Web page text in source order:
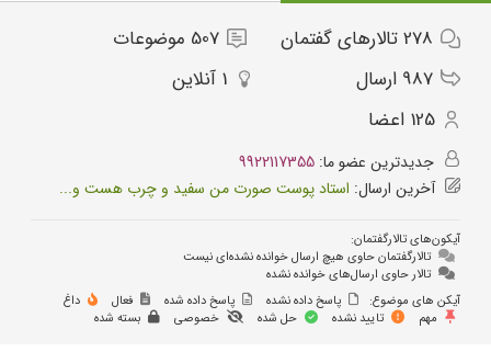
278تالارهای گفتمان 507 موضوعات
987 ارسال‌ 1 آنلاین
125 اعضا
جدیدترین عضو ما: 9922117355
آخرین ارسال: استاد پوست صورت من سفید و چرب هست و...
آیکون‌های تالارگفتمان:
تالارگفتمان حاوی هیچ ارسال خوانده نشده‌ای نیست
تالار حاوی ارسال‌های خوانده نشده
آیکن های موضوع:
پاسخ داده نشده پاسخ داده شده فعال
داغ
مهم
تایید نشده حل شده خصوصی بسته شده